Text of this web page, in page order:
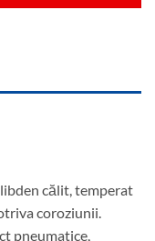
călit, temperat
coroziunii.
pneumatice,